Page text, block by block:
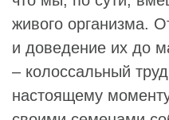
живого организма.
и доведение их до
– колоссальный
настоящему